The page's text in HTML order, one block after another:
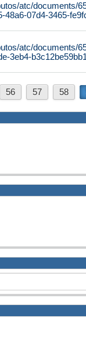
atc/documents/
07d4-3465-
atc/documents/
3eb4-
56 57 58